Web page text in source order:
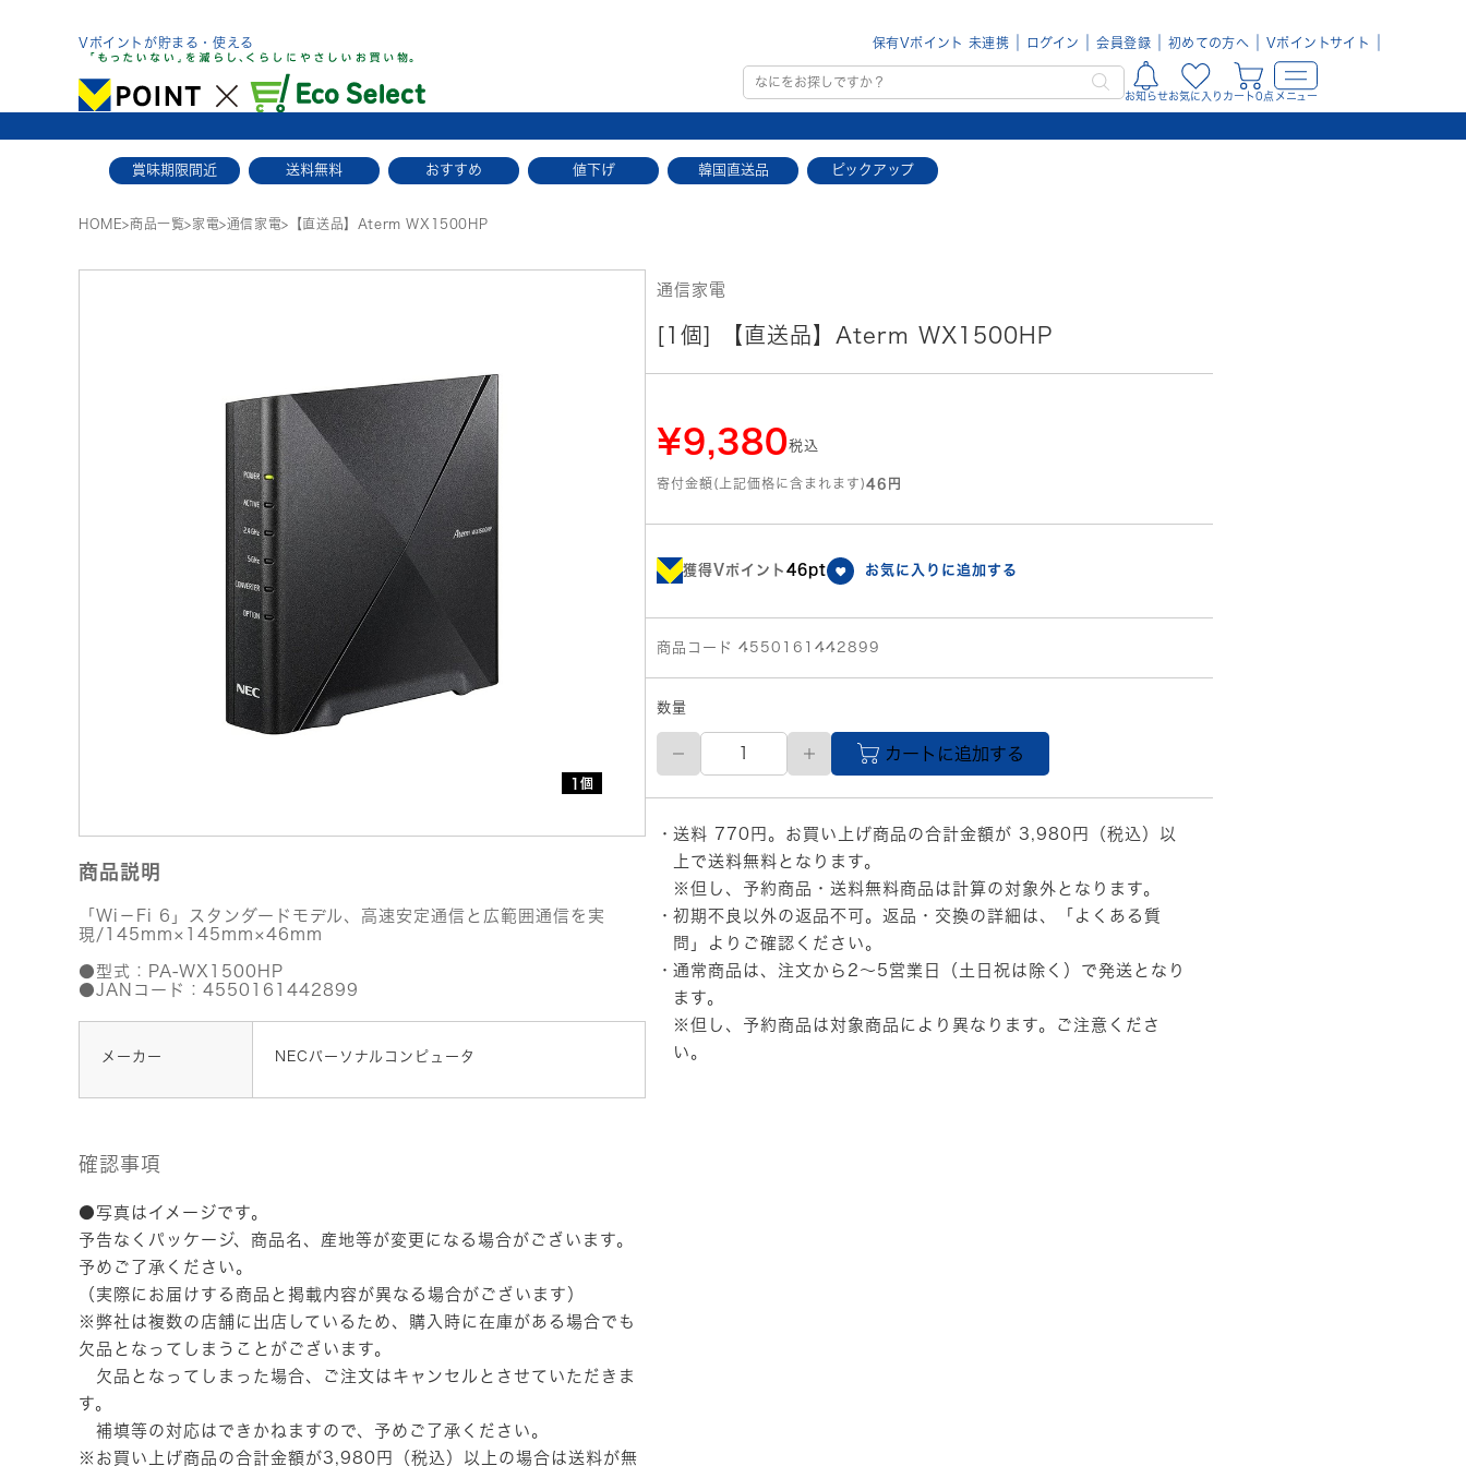
Vポイントが貯まる・使える 保有Vポイント 未連携 ログイン 会員登録 初めての方へ Vポイントサイト
お知らせお気に入り カート0点 メニュー
賞味期限間近 送料無料 おすすめ 値下げ 韓国直送品 ピックアップ
HOME>商品一覧>家電>通信家電> 【直送品】Aterm WX1500HP
1個
商品説明
「Wi－Fi 6」スタンダードモデル、高速安定通信と広範囲通信を実
現/145mm×145mm×46mm
●型式：PA-WX1500HP
●JANコード：4550161442899
メーカー NECパーソナルコンピュータ
確認事項
●写真はイメージです。
予告なくパッケージ、商品名、産地等が変更になる場合がございます。
予めご了承ください。
（実際にお届けする商品と掲載内容が異なる場合がございます）
※弊社は複数の店舗に出店しているため、購入時に在庫がある場合でも
欠品となってしまうことがございます。
欠品となってしまった場合、ご注文はキャンセルとさせていただきま
す。
補填等の対応はできかねますので、予めご了承ください。
※お買い上げ商品の合計金額が3,980円（税込）以上の場合は送料が無
通信家電
[1個] 【直送品】Aterm WX1500HP
¥9,380税込
寄付金額(上記価格に含まれます)46円
獲得Vポイント 46pt お気に入りに追加する
商品コード 4550161442899
数量
【直
品】
Aterm
個
カートに追加する
送料 770円。お買い上げ商品の合計金額が 3,980円（税込）以
上で送料無料となります。
※但し、予約商品・送料無料商品は計算の対象外となります。
初期不良以外の返品不可。返品・交換の詳細は、
「よくある質
問」
よりご確認ください。
通常商品は、注文から2～5営業日（土日祝は除く）で発送となり
ます。
※但し、予約商品は対象商品により異なります。ご注意くださ
い。